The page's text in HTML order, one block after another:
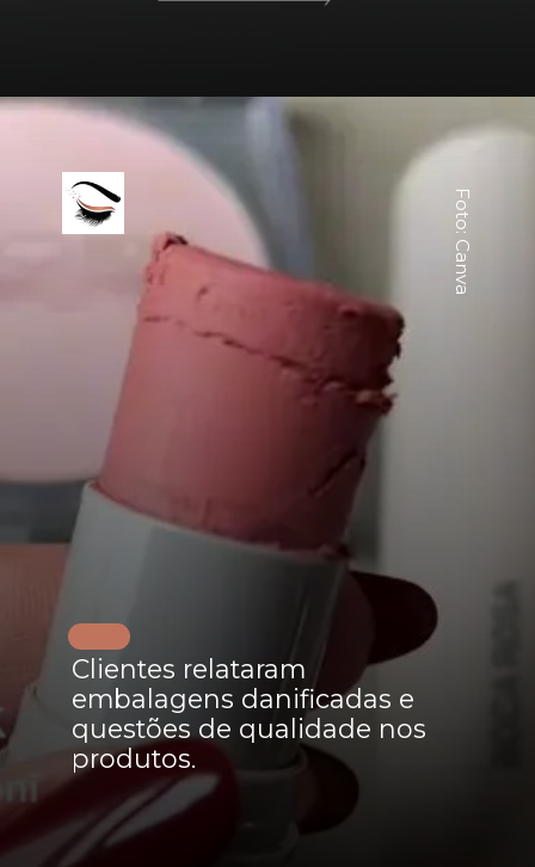
Clientes relataram
embalagens danificadas e
questões de qualidade nos
produtos.
Foto: Canva